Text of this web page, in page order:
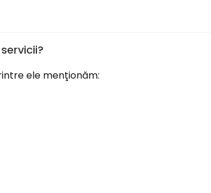
ele menţionăm: